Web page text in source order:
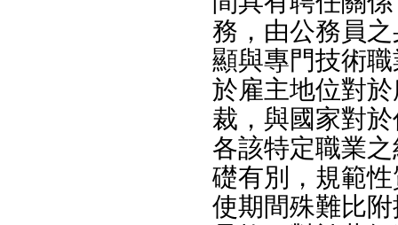
務，由公務員
顯與專門技術
於雇主地位對
裁，與國家對
各該特定職業
礎有別，規範
使期間殊難比